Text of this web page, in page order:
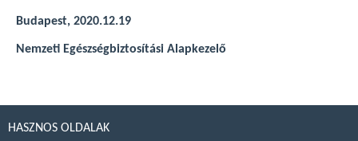
Budapest, 2020.12.19
Nemzeti Egészségbiztosítási Alapkezelő
HASZNOS OLDALAK